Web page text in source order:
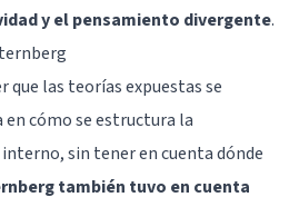
y el pensamiento divergente.
que las teorías expuestas se
cómo se estructura la
sin tener en cuenta dónde
también tuvo en cuenta